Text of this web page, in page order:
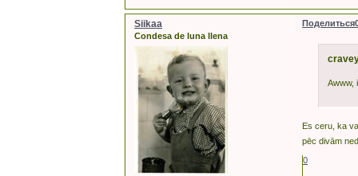
Поделиться
Siikaa
Condesa de luna llena
Awww,
Es ceru, ka
pēc divām
0